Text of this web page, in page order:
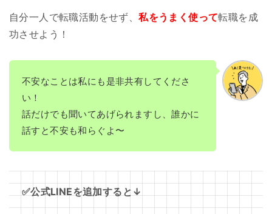
自分一人で転職活動をせず、私をうまく使って転職を成
功させよう！
不安なことは私にも是非共有してくださ
い！
話だけでも聞いてあげられますし、誰かに
話すと不安も和らぐよ〜
✅公式LINEを追加すると↓